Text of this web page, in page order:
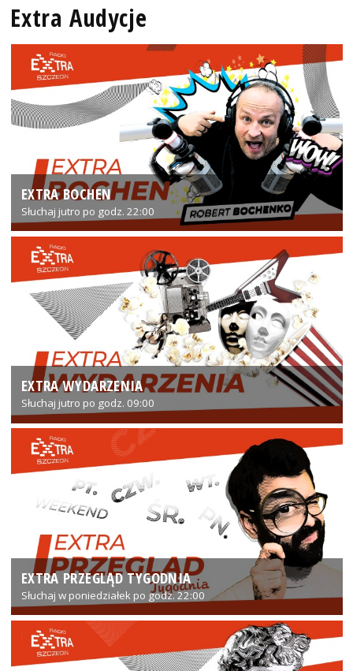
Extra Audycje
EXTRA BOCHEN
Słuchaj jutro po godz. 22:00
EXTRA WYDARZENIA
Słuchaj jutro po godz. 09:00
EXTRA PRZEGLĄD TYGODNIA
Słuchaj w poniedziałek po godz. 22:00